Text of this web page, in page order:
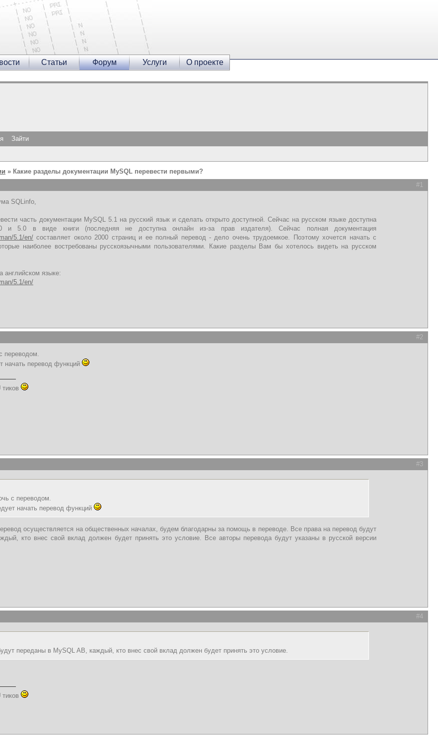
Статьи Форум Услуги О проекте
Зайти
» Какие разделы документации MySQL перевести первыми?
#1
SQLinfo,
часть документации MySQL 5.1 на русский язык и сделать открыто доступной. Сейчас на русском языке доступна
и 5.0 в виде книги (последняя не доступна онлайн из-за прав издателя). Сейчас полная документация
5.1/en/ составляет около 2000 страниц и ее полный перевод - дело очень трудоемкое. Поэтому хочется начать с
наиболее востребованы русскоязычными пользователями. Какие разделы Вам бы хотелось видеть на русском
английском языке:
5.1/en/
#2
переводом.
начать перевод функций
#3
с переводом.
начать перевод функций
осуществляется на общественных началах, будем благодарны за помощь в переводе. Все права на перевод будут
кто внес свой вклад должен будет принять это условие. Все авторы перевода будут указаны в русской версии
#4
переданы в MySQL AB, каждый, кто внес свой вклад должен будет принять это условие.